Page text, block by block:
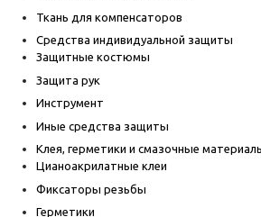
Ткань для компенсаторов
Средства индивидуальной защиты
Защитные костюмы
Защита рук
Инструмент
Иные средства защиты
Клея, герметики и смазочные
Цианоакрилатные клеи
Фиксаторы резьбы
Герметики